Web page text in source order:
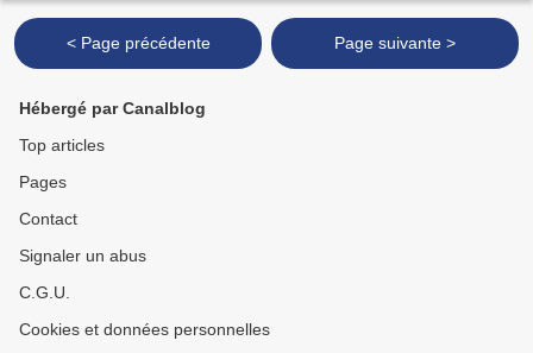
< Page précédente Page suivante >
Hébergé par Canalblog
Top articles
Pages
Contact
Signaler un abus
C.G.U.
Cookies et données personnelles